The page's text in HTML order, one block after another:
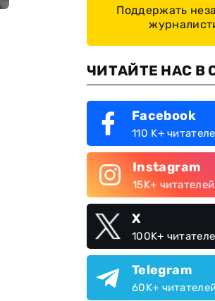
Поддержать
ЧИТАЙТЕ НАС В
Facebook
110 K+
Instagram
15K+ читателей
X
100K+
Telegram
60K+ читателей